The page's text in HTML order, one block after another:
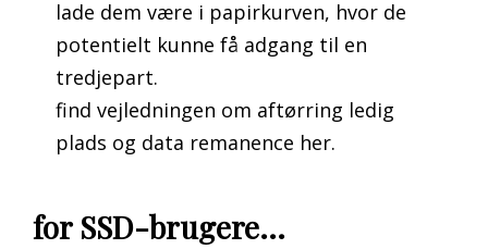
lade dem være i papirkurven, hvor de
potentielt kunne få adgang til en
tredjepart.
find vejledningen om aftørring ledig
plads og data remanence her.
for SSD-brugere…